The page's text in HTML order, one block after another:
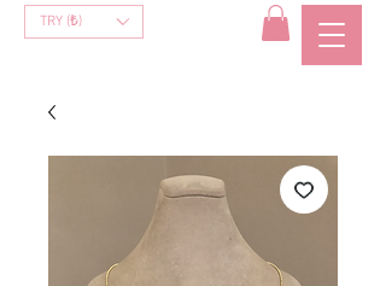
TRY (₺)